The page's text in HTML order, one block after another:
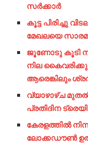
സർക്കാർ
കൂട്ട പിരിച്ചു
മേഖലയെ
ജൂണോടു കൂടി
നില
ആരെങ്കിലും
വ്യാഴാഴ്ച
പ്രതിദിന
കേരളത്തിൽ
ലോക്കഡൗൺ